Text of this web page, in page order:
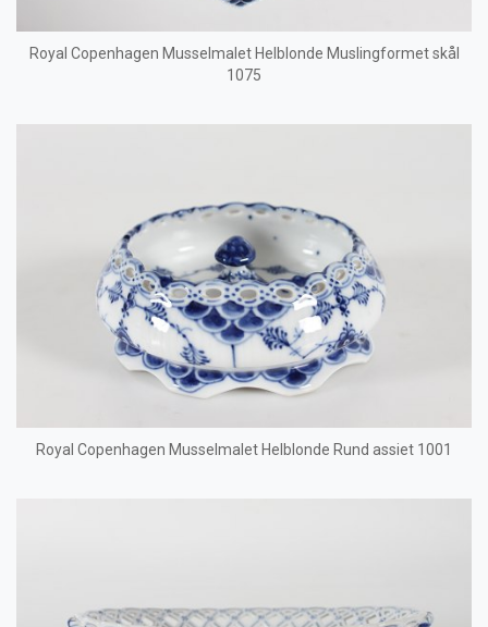
Royal Copenhagen Musselmalet Helblonde Muslingformet skål
1075
Royal Copenhagen Musselmalet Helblonde Rund assiet 1001